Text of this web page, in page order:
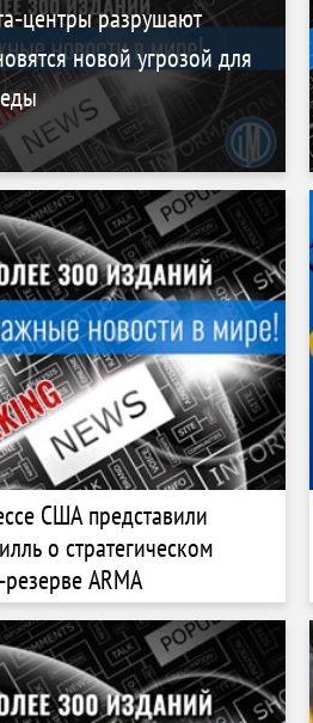
разрушают
новой угрозой для
США представили
о стратегическом
ARMA